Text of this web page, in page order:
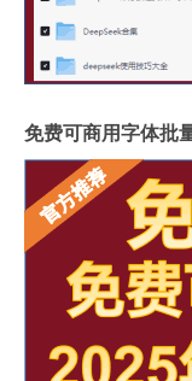
免费可商用字体批